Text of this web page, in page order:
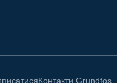
Контакти Grundfos